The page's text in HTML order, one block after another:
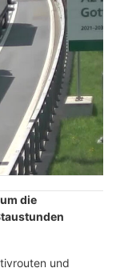
die
und